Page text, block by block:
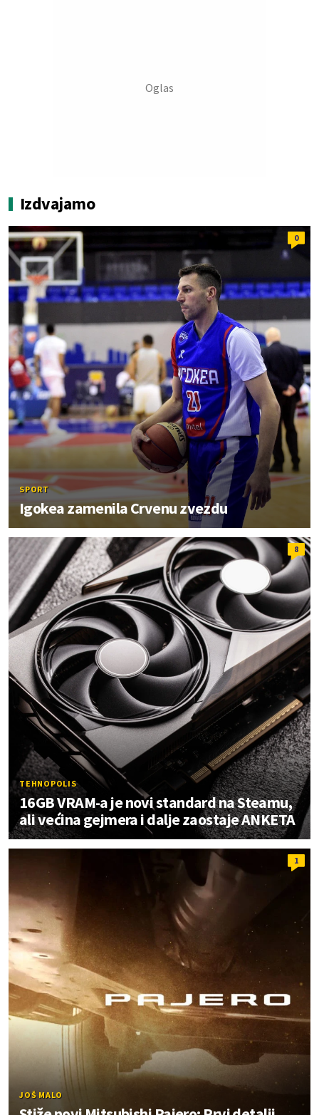
Izdvajamo
0
SPORT
Igokea zamenila Crvenu zvezdu
8
TEHNOPOLIS
16GB VRAM-a je novi standard na Steamu,
ali većina gejmera i dalje zaostaje ANKETA
1
JOŠ MALO